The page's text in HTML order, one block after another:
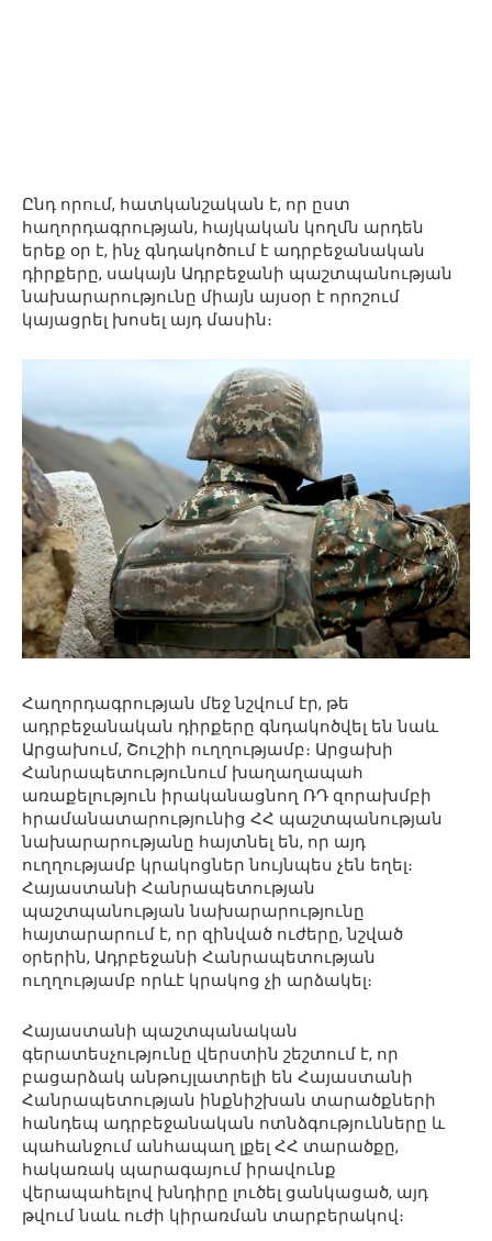
Ընդ որում, հատկանշական է, որ ըստ
հաղորդագրության, հայկական կողմն արդեն
երեք օր է, ինչ գնդակոծում է ադրբեջանական
դիրքերը, սակայն Ադրբեջանի պաշտպանության
նախարարությունը միայն այսօր է որոշում
կայացրել խոսել այդ մասին։
Հաղորդագրության մեջ նշվում էր, թե
ադրբեջանական դիրքերը գնդակոծվել են նաև
Արցախում, Շուշիի ուղղությամբ։ Արցախի
Հանրապետությունում խաղաղապահ
առաքելություն իրականացնող ՌԴ զորախմբի
հրամանատարությունից ՀՀ պաշտպանության
նախարարությանը հայտնել են, որ այդ
ուղղությամբ կրակոցներ նույնպես չեն եղել։
Հայաստանի Հանրապետության
պաշտպանության նախարարությունը
հայտարարում է, որ զինված ուժերը, նշված
օրերին, Ադրբեջանի Հանրապետության
ուղղությամբ որևէ կրակոց չի արձակել։
Հայաստանի պաշտպանական
գերատեսչությունը վերստին շեշտում է, որ
բացարձակ անթույլատրելի են Հայաստանի
Հանրապետության ինքնիշխան տարածքների
հանդեպ ադրբեջանական ոտնձգությունները և
պահանջում անհապաղ լքել ՀՀ տարածքը,
հակառակ պարագայում իրավունք
վերապահելով խնդիրը լուծել ցանկացած, այդ
թվում նաև ուժի կիրառման տարբերակով։